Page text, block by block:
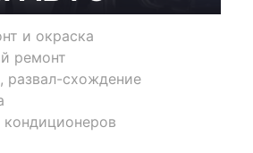
и окраска
ремонт
развал-схождение